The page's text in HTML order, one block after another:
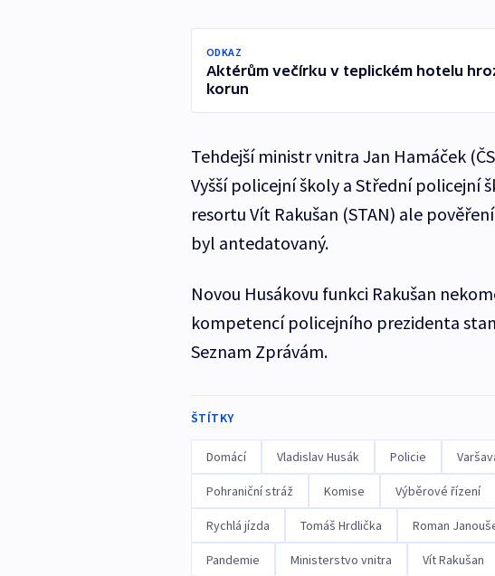
ODKAZ
Aktérům večírku v teplickém hotelu
korun
Tehdejší ministr vnitra Jan Hamáček
Vyšší policejní školy a Střední policejní
resortu Vít Rakušan (STAN) ale
byl antedatovaný.
Novou Husákovu funkci Rakušan
kompetencí policejního prezidenta
Seznam Zprávám.
ŠTÍTKY
Domácí Vladislav Husák Policie
Pohraniční stráž Komise Výběrové řízení
Rychlá jízda Tomáš Hrdlička Roman
Pandemie Ministerstvo vnitra Vít Rakušan